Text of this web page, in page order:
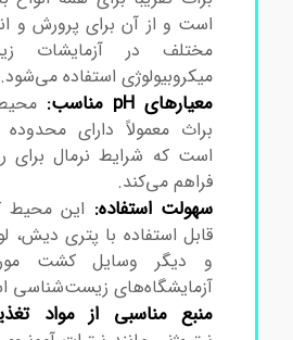
است و از آن برای پرورش و
مختلف در آزمایشات
میکروبیولوژی استفاده می‌شود.
معیارهای pH مناسب:
است که شرایط نرمال برای
فراهم می‌کند.
سهولت استفاده:این محیط
قابل استفاده با پتری دیش،
و دیگر وسایل کشت مورد
آزمایشگاه‌های زیست‌شناسی
منبع مناسبی از مواد